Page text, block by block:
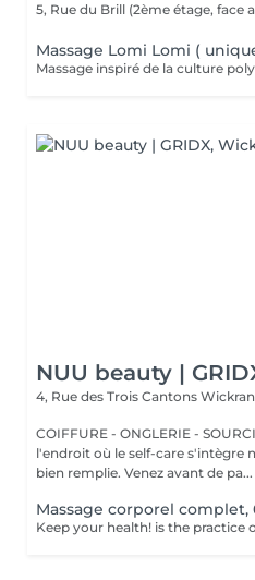
5, Rue du Brill (2ème étage, face
Massage Lomi Lomi (
NUU beauty |
4, Rue des Trois Cantons
COIFFURE - ONGLERIE - SOURCILS -
l'endroit où le self-care s'intègre
bien remplie. Venez avant de pa...
Massage corporel complet,